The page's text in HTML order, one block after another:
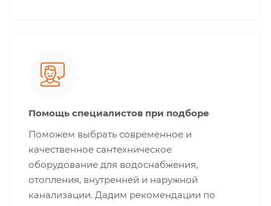
Помощь специалистов при подборе
Поможем выбрать современное и
качественное сантехническое
оборудование для водоснабжения,
отопления, внутренней и наружной
канализации. Дадим рекомендации по